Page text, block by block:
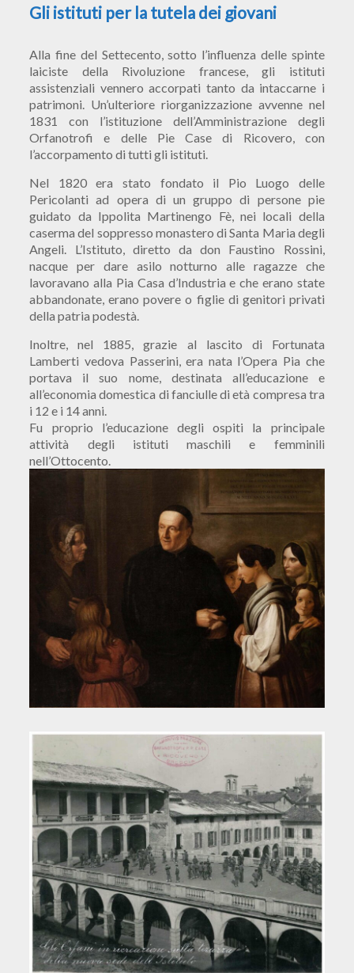
Gli istituti per la tutela dei giovani
Alla fine del Settecento, sotto l’influenza delle spinte
laiciste della Rivoluzione francese, gli istituti
assistenziali vennero accorpati tanto da intaccarne i
patrimoni. Un’ulteriore riorganizzazione avvenne nel
1831 con l’istituzione dell’Amministrazione degli
Orfanotrofi e delle Pie Case di Ricovero, con
l’accorpamento di tutti gli istituti.
Nel 1820 era stato fondato il Pio Luogo delle
Pericolanti ad opera di un gruppo di persone pie
guidato da Ippolita Martinengo Fè, nei locali della
caserma del soppresso monastero di Santa Maria degli
Angeli. L’Istituto, diretto da don Faustino Rossini,
nacque per dare asilo notturno alle ragazze che
lavoravano alla Pia Casa d’Industria e che erano state
abbandonate, erano povere o figlie di genitori privati
della patria podestà.
Inoltre, nel 1885, grazie al lascito di Fortunata
Lamberti vedova Passerini, era nata l’Opera Pia che
portava il suo nome, destinata all’educazione e
all’economia domestica di fanciulle di età compresa tra
i 12 e i 14 anni.
Fu proprio l’educazione degli ospiti la principale
attività degli istituti maschili e femminili
nell’Ottocento.